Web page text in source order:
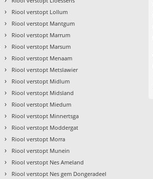
› Riool verstopt Lollum
› Riool verstopt Mantgum
› Riool verstopt Marrum
› Riool verstopt Marsum
› Riool verstopt Menaam
› Riool verstopt Metslawier
› Riool verstopt Midlum
› Riool verstopt Midsland
› Riool verstopt Miedum
› Riool verstopt Minnertsga
› Riool verstopt Moddergat
› Riool verstopt Morra
› Riool verstopt Munein
› Riool verstopt Nes Ameland
› Riool verstopt Nes gem Dongeradeel